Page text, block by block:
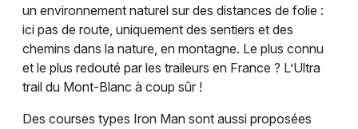
un environnement naturel sur des distances de folie :
ici pas de route, uniquement des sentiers et des
chemins dans la nature, en montagne. Le plus connu
et le plus redouté par les traileurs en France ? L’Ultra
trail du Mont-Blanc à coup sûr !
Des courses types Iron Man sont aussi proposées